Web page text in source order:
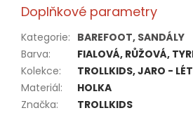
Doplňkové parametry
Kategorie: BAREFOOT, SANDÁLY
Barva:
FIALOVÁ, RŮŽOVÁ,
Kolekce:
TROLLKIDS, JARO -
Materiál:
HOLKA
Značka: TROLLKIDS